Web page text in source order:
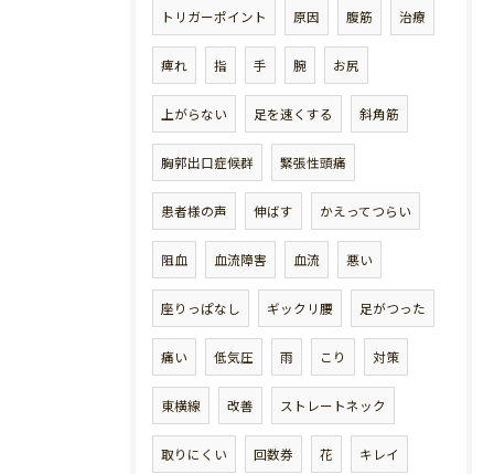
トリガーポイント 原因 腹筋 治療
痺れ 指 手 腕 お尻
上がらない 足を速くする 斜角筋
胸郭出口症候群 緊張性頭痛
患者様の声 伸ばす かえってつらい
阻血 血流障害 血流 悪い
座りっぱなし ギックリ腰 足がつった
痛い 低気圧 雨 こり 対策
東横線 改善 ストレートネック
取りにくい 回数券 花 キレイ